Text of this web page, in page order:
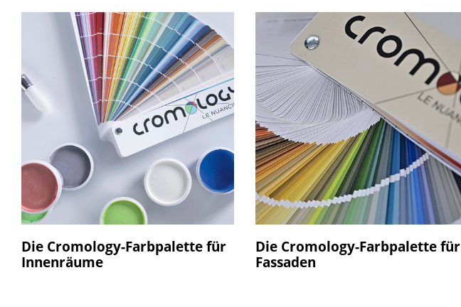
Die Cromology-Farbpalette für
Innenräume
Die Cromology-Farbpalette für
Fassaden